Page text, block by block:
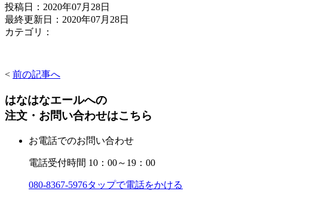
投稿日： 2020年07月28日
最終更新日：2020年07月28日
カテゴリ：
< 前の記事へ
はなはなエールへの
注文・お問い合わせはこちら
お電話でのお問い合わせ
電話受付時間 10：00～19：00
080-8367-5976タップで電話をかける